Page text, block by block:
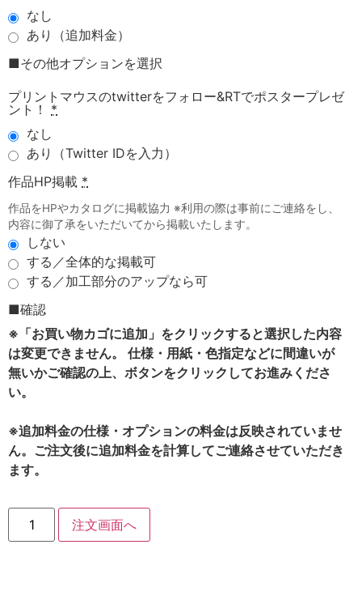
なし
あり（追加料金）
■その他オプションを選択
プリントマウスのtwitterをフォロー&RTでポスタープレゼ
ント！
*
なし
あり（Twitter IDを入力）
作品HP掲載 *
作品をHPやカタログに掲載協力 ※利用の際は事前にご連絡をし、
内容に御了承をいただいてから掲載いたします。
しない
する／全体的な掲載可
する／加工部分のアップなら可
■確認
※「お買い物カゴに追加」をクリックすると選択した内容
は変更できません。 仕様・用紙・色指定などに間違いが
無いかご確認の上、ボタンをクリックしてお進みくださ
い。
※追加料金の仕様・オプションの料金は反映されていませ
ん。ご注文後に追加料金を計算してご連絡させていただき
ます。
注文画面へ